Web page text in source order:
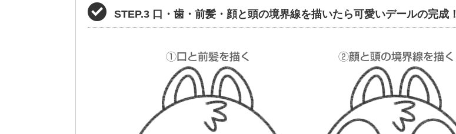
STEP.3 口・歯・前髪・顔と頭の境界線を描いたら可愛いデールの完成！